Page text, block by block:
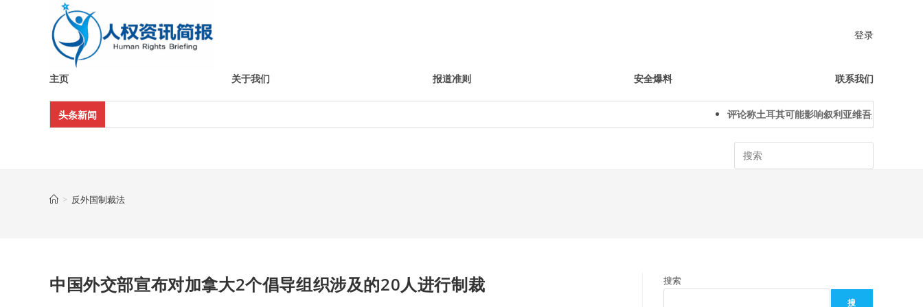
登录
主页 关于我们 报道准则 安全爆料 联系我们
头条新闻 评论称土耳其可能影响叙利亚维吾尔人下一代
Search
> 反外国制裁法
中国外交部宣布对加拿大2个倡导组织涉及的20人进行制裁 搜索
搜